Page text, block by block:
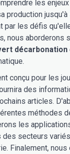
les
production
par les défis
nous aborderons
décarbonation
conçu pour les
des
articles.
méthodes
les
des secteurs
Finalement, nous